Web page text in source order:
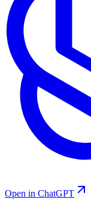
Open in ChatGPT